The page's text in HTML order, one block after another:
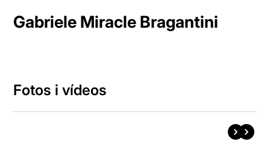
Gabriele Miracle Bragantini
Fotos i vídeos